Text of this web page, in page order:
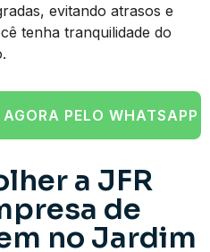
evitando atrasos e
tenha tranquilidade do
PELO WHATSAPP
a JFR
de
no Jardim